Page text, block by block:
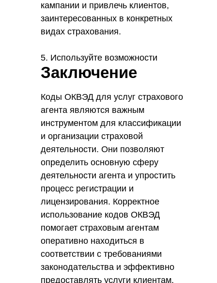
кампании и привлечь клиентов,
заинтересованных в конкретных
видах страхования.
5. Используйте возможности
получения льгот и субсидий от
для определенных видов
страхования. Это поможет снизить
издержки и увеличить прибыль.
Заключение
Коды ОКВЭД для услуг страхового
агента являются важным
инструментом для классификации
и организации страховой
деятельности. Они позволяют
определить основную сферу
деятельности агента и упростить
процесс регистрации и
лицензирования. Корректное
использование кодов ОКВЭД
помогает страховым агентам
оперативно находиться в
соответствии с требованиями
законодательства и эффективно
предоставлять услуги клиентам.